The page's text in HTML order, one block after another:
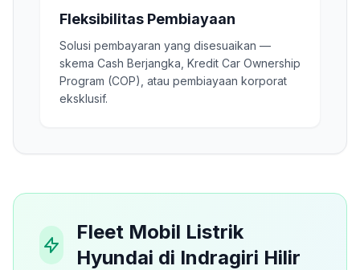
Fleksibilitas Pembiayaan
Solusi pembayaran yang disesuaikan —
skema Cash Berjangka, Kredit Car Ownership
Program (COP), atau pembiayaan korporat
eksklusif.
Fleet Mobil Listrik
Hyundai di Indragiri Hilir